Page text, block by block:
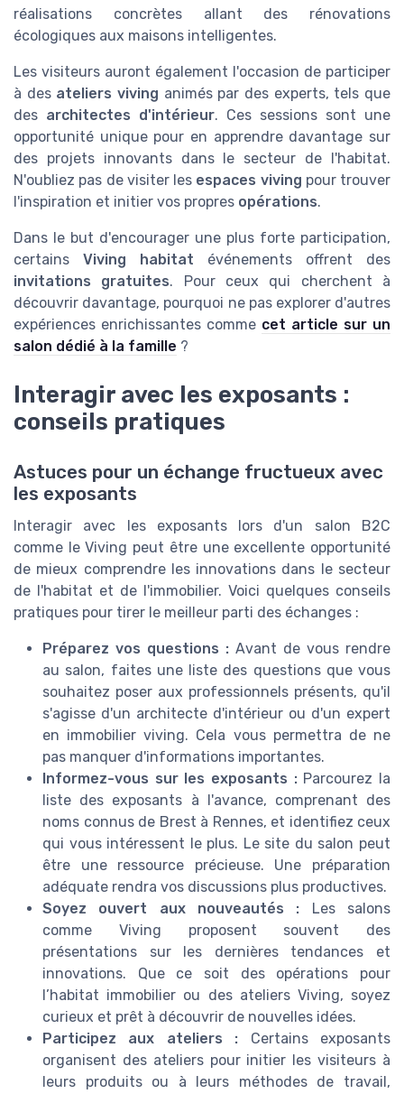
réalisations concrètes allant des rénovations
écologiques aux maisons intelligentes.
Les visiteurs auront également l'occasion de participer
à des ateliers viving animés par des experts, tels que
des architectes d'intérieur. Ces sessions sont une
opportunité unique pour en apprendre davantage sur
des projets innovants dans le secteur de l'habitat.
N'oubliez pas de visiter les espaces viving pour trouver
l'inspiration et initier vos propres opérations.
Dans le but d'encourager une plus forte participation,
certains Viving habitat événements offrent des
invitations gratuites. Pour ceux qui cherchent à
découvrir davantage, pourquoi ne pas explorer d'autres
expériences enrichissantes comme cet article sur un
salon dédié à la famille ?
Interagir avec les exposants :
conseils pratiques
Astuces pour un échange fructueux avec
les exposants
Interagir avec les exposants lors d'un salon B2C
comme le Viving peut être une excellente opportunité
de mieux comprendre les innovations dans le secteur
de l'habitat et de l'immobilier. Voici quelques conseils
pratiques pour tirer le meilleur parti des échanges :
Préparez vos questions : Avant de vous rendre
au salon, faites une liste des questions que vous
souhaitez poser aux professionnels présents, qu'il
s'agisse d'un architecte d'intérieur ou d'un expert
en immobilier viving. Cela vous permettra de ne
pas manquer d'informations importantes.
Informez-vous sur les exposants :Parcourez la
liste des exposants à l'avance, comprenant des
noms connus de Brest à Rennes, et identifiez ceux
qui vous intéressent le plus. Le site du salon peut
être une ressource précieuse. Une préparation
adéquate rendra vos discussions plus productives.
Soyez ouvert aux nouveautés : Les salons
comme Viving proposent souvent des
présentations sur les dernières tendances et
innovations. Que ce soit des opérations pour
l’habitat immobilier ou des ateliers Viving, soyez
curieux et prêt à découvrir de nouvelles idées.
Participez aux ateliers : Certains exposants
organisent des ateliers pour initier les visiteurs à
leurs produits ou à leurs méthodes de travail,